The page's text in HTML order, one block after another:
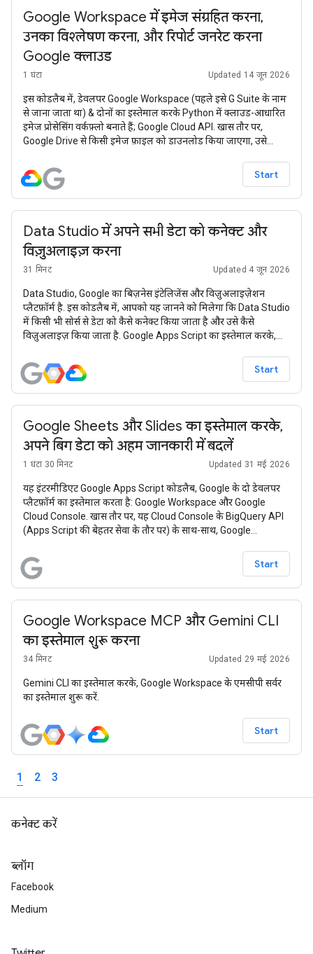
Google Workspace में इमेज संग्रहित करना,
उनका विश्लेषण करना, और रिपोर्ट जनरेट करना
Google क्लाउड
1 घंटा Updated 14 जून 2026
इस कोडलैब में, डेवलपर Google Workspace (पहले इसे G Suite के नाम
से जाना जाता था) & दोनों का इस्तेमाल करके Python में क्लाउड-आधारित
इमेज प्रोसेसिंग वर्कफ़्लो बनाते हैं; Google Cloud API. खास तौर पर,
Google Drive से किसी इमेज फ़ाइल को डाउनलोड किया जाएगा, उसे
Vision में इसके कॉन्टेंट का विश्लेषण किया जाएगा. साथ ही, Google
Sheets में रिपोर्ट का डेटा जनरेट किया जाएगा.
Start
Data Studio में अपने सभी डेटा को कनेक्ट और
विज़ुअलाइज़ करना
31 मिनट Updated 4 जून 2026
Data Studio, Google का बिज़नेस इंटेलिजेंस और विज़ुअलाइज़ेशन
प्लैटफ़ॉर्म है. इस कोडलैब में, आपको यह जानने को मिलेगा कि Data Studio
में किसी भी सोर्स से डेटा को कैसे कनेक्ट किया जाता है और उसे कैसे
विज़ुअलाइज़ किया जाता है. Google Apps Script का इस्तेमाल करके,
डेटा को Data Studio में विज़ुअलाइज़ करना होगा.
Start
Google Sheets और Slides का इस्तेमाल करके,
अपने बिग डेटा को अहम जानकारी में बदलें
1 घंटा 30 मिनट Updated 31 मई 2026
यह इंटरमीडिएट Google Apps Script कोडलैब, Google के दो डेवलपर
प्लैटफ़ॉर्म का इस्तेमाल करता है: Google Workspace और Google
Cloud Console. खास तौर पर, यह Cloud Console के BigQuery API
(Apps Script की बेहतर सेवा के तौर पर) के साथ-साथ, Google
Sheets और Google Slides. इस सैंपल ऐप्लिकेशन का मकसद
उपयोगकर्ताओं को यह दिखाना है कि वे अपने-आप होने वाली प्रोसेस को पूरा
कर सकते हैं. ये छोटे-छोटे कोड की मदद से, बड़े डेटा के विश्लेषण से लेकर
स्लाइड प्रज़ेंटेशन तक, हर काम को अपने-आप कर सकते हैं.
Start
Google Workspace MCP और Gemini CLI
का इस्तेमाल शुरू करना
34 मिनट Updated 29 मई 2026
Gemini CLI का इस्तेमाल करके, Google Workspace के एमसीपी सर्वर
का इस्तेमाल शुरू करें.
Start
1 2 3
कनेक्ट करें
ब्लॉग
Facebook
Medium